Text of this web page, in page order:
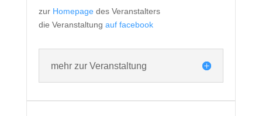
zur Homepagedes Veranstalters
die Veranstaltung auf facebook
mehr zur Veranstaltung